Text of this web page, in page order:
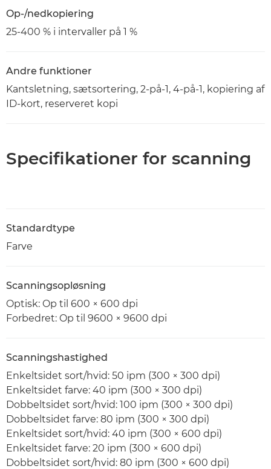
Op-/nedkopiering
25-400 % i intervaller på 1 %
Andre funktioner
Kantsletning, sætsortering, 2-på-1, 4-på-1, kopiering af
ID-kort, reserveret kopi
Specifikationer for scanning
Standardtype
Farve
Scanningsopløsning
Optisk: Op til 600 × 600 dpi
Forbedret: Op til 9600 × 9600 dpi
Scanningshastighed
Enkeltsidet sort/hvid: 50 ipm (300 × 300 dpi)
Enkeltsidet farve: 40 ipm (300 × 300 dpi)
Dobbeltsidet sort/hvid: 100 ipm (300 × 300 dpi)
Dobbeltsidet farve: 80 ipm (300 × 300 dpi)
Enkeltsidet sort/hvid: 40 ipm (300 × 600 dpi)
Enkeltsidet farve: 20 ipm (300 × 600 dpi)
Dobbeltsidet sort/hvid: 80 ipm (300 × 600 dpi)